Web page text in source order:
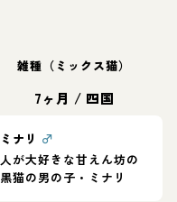
雑種（ミックス猫）
7ヶ月 / 四国
ミナリ ♂
人が大好きな甘えん坊の
黒猫の男の子・ミナリ